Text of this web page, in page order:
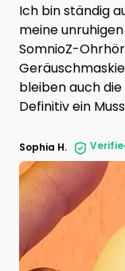
Ich bin ständig
meine
SomnioZ-
bleiben auch
Definitiv ein
Sophia H.